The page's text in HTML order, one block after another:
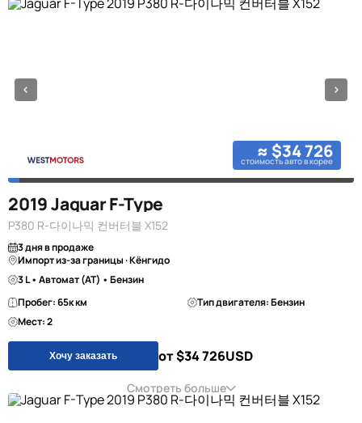
≈ $34 726
стоимость авто в корее
2019 Jaguar F-Type
P380 R-다이나믹 컨버터블 X152
3 дня в продаже
Импорт из-за границы · Кёнгидо
3 L • Автомат (AT) • Бензин
Пробег: 65к км
Тип двигателя: Бензин
Мест: 2
Хочу заказать от $34 726USD
Смотреть больше